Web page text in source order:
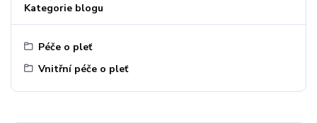
Kategorie blogu
Péče o pleť
Vnitřní péče o pleť